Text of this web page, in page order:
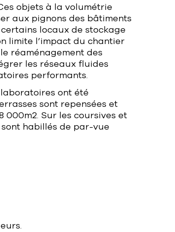
objets à la volumétrie
aux pignons des bâtiments
locaux de stockage
limite l’impact du chantier
réaménagement des
les réseaux fluides
performants.
ont été
sont repensées et
000m2. Sur les coursives et
habillés de par-vue